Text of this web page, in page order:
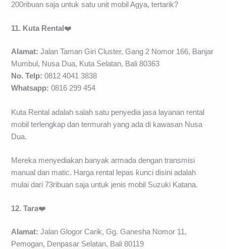
200ribuan saja untuk satu unit mobil Agya, tertarik?
11. Kuta Rental ❤️
Alamat: Jalan Taman Giri Cluster, Gang 2 Nomor 166, Banjar
Mumbul, Nusa Dua, Kuta Selatan, Bali 80363
No. Telp: 0812 4041 3838
Whatsapp: 0816 299 454
Kuta Rental adalah salah satu penyedia jasa layanan rental
mobil terlengkap dan termurah yang ada di kawasan Nusa
Dua.
Mereka menyediakan banyak armada dengan transmisi
manual dan matic. Harga rental lepas kunci disini adalah
mulai dari 73ribuan saja untuk jenis mobil Suzuki Katana.
12. Tara❤️
Alamat: Jalan Glogor Carik, Gg. Ganesha Nomor 11,
Pemogan, Denpasar Selatan, Bali 80119